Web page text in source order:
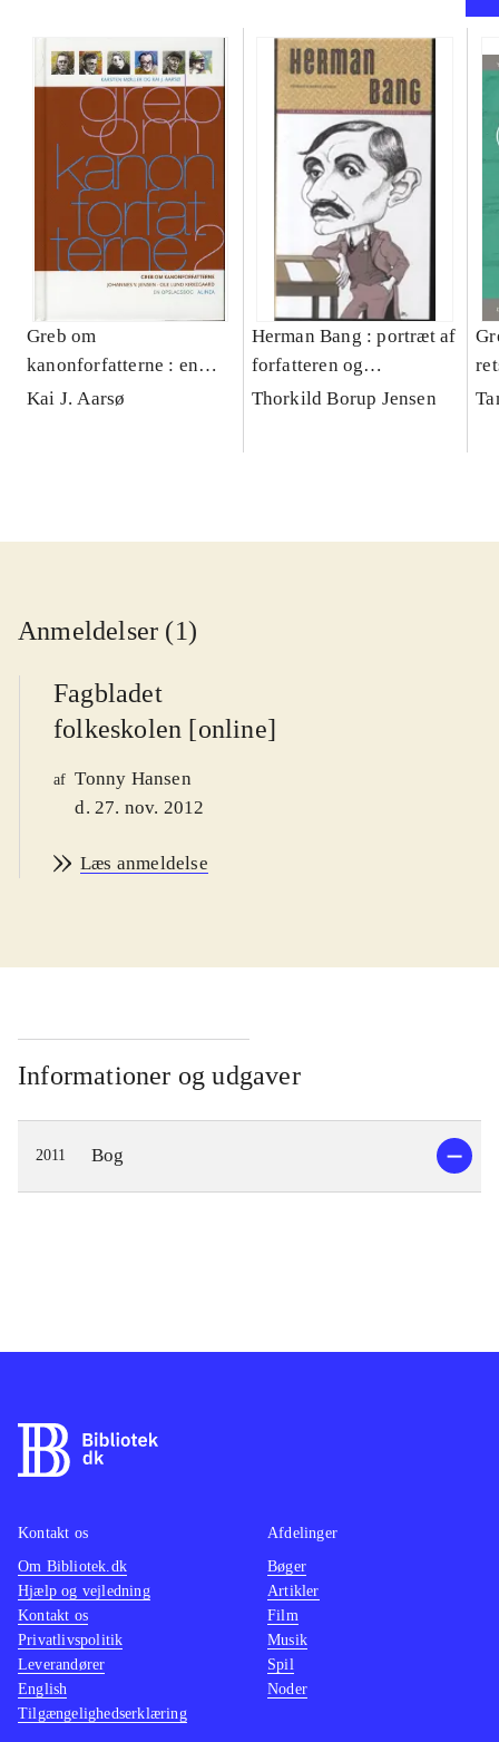
Greb om
kanonforfatterne : en
opslagsbog. Bind 2 :
Kai J. Aarsø
Herman Bang : portræt af
forfatteren og
forfatterskabet
Thorkild Borup Jensen
Anmeldelser (1)
Fagbladet
folkeskolen [online]
af Tonny Hansen
d. 27. nov. 2012
Læs anmeldelse
Informationer og udgaver
2011 Bog
Kontakt os
Om Bibliotek.dk
Hjælp og vejledning
Kontakt os
Privatlivspolitik
Leverandører
English
Tilgængelighedserklæring
Afdelinger
Bøger
Artikler
Film
Musik
Spil
Noder